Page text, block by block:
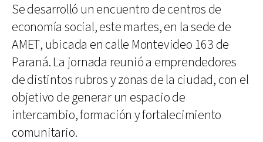
Se desarrolló un encuentro de centros de
economía social, este martes, en la sede de
AMET, ubicada en calle Montevideo 163 de
Paraná. La jornada reunió a emprendedores
de distintos rubros y zonas de la ciudad, con el
objetivo de generar un espacio de
intercambio, formación y fortalecimiento
comunitario.